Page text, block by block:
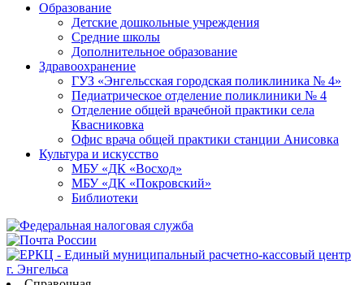
Образование
Детские дошкольные учреждения
Средние школы
Дополнительное образование
Здравоохранение
ГУЗ «Энгельсская городская поликлиника № 4»
Педиатрическое отделение поликлиники № 4
Отделение общей врачебной практики села
Квасниковка
Офис врача общей практики станции Анисовка
Культура и искусство
МБУ «ДК «Восход»
МБУ «ДК «Покровский»
Библиотеки